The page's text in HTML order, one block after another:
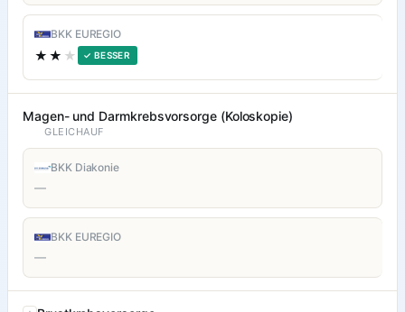
BKK EUREGIO
★★ ★ ✓ BESSER
Magen- und Darmkrebsvorsorge (Koloskopie)
GLEICHAUF
BKK Diakonie
—
BKK EUREGIO
—